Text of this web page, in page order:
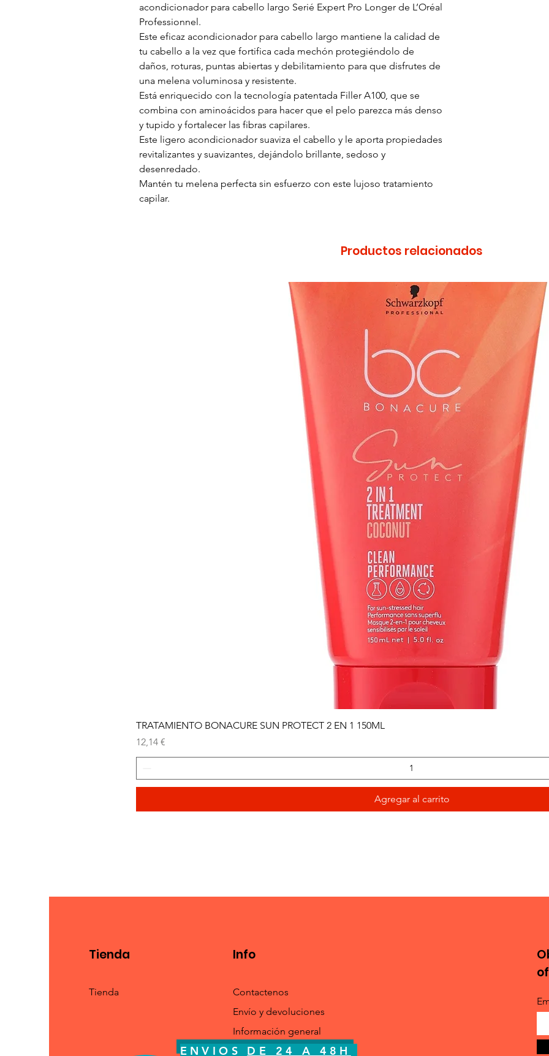
acondicionador para cabello largo Serié Expert Pro Longer de L’Oréal
Professionnel.
Este eficaz acondicionador para cabello largo mantiene la calidad de
tu cabello a la vez que fortifica cada mechón protegiéndolo de
daños, roturas, puntas abiertas y debilitamiento para que disfrutes de
una melena voluminosa y resistente.
Está enriquecido con la tecnología patentada Filler A100, que se
combina con aminoácidos para hacer que el pelo parezca más denso
y tupido y fortalecer las fibras capilares.
Este ligero acondicionador suaviza el cabello y le aporta propiedades
revitalizantes y suavizantes, dejándolo brillante, sedoso y
desenredado.
Mantén tu melena perfecta sin esfuerzo con este lujoso tratamiento
capilar.
Productos relacionados
TRATAMIENTO BONACURE SUN PROTECT 2 EN 1 150ML
Precio
12,14 €
Agregar al carrito
Tienda
Tienda
Info
Contactenos
Envío y devoluciones
Información general
ENVIOSDE 24 A 48H
ENVIOS DE 24 A 48H